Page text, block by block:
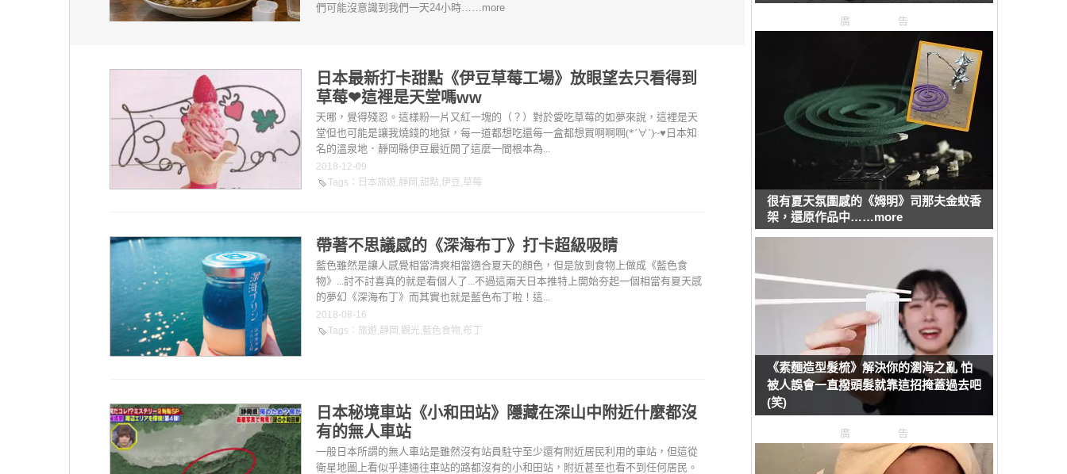
們可能沒意識到我們一天24小時……more
日本最新打卡甜點《伊豆草莓工場》放眼望去只看得到
草莓❤這裡是天堂嗎ww
天哪，覺得殘忍。這樣粉一片又紅一塊的（？）對於愛吃草莓的如夢來說，這裡是天
堂但也可能是讓我燒錢的地獄，每一道都想吃還每一盒都想買啊啊啊(*´∀`)~♥日本知
名的溫泉地．靜岡縣伊豆最近開了這麼一間根本為...
2018-12-09
Tags ： 日本旅遊,靜岡 ,甜點,伊豆 ,草莓
帶著不思議感的《深海布丁》打卡超級吸睛
藍色雖然是讓人感覺相當清爽相當適合夏天的顏色，但是放到食物上做成《藍色食
物》...討不討喜真的就是看個人了...不過這兩天日本推特上開始夯起一個相當有夏天感
的夢幻《深海布丁》而其實也就是藍色布丁啦！這...
2018-08-16
Tags ： 旅遊,靜岡 ,觀光,藍色食物 ,布丁
日本秘境車站《小和田站》隱藏在深山中附近什麼都沒
有的無人車站
一般日本所謂的無人車站是雖然沒有站員駐守至少還有附近居民利用的車站，但這從
衛星地圖上看似乎連通往車站的路都沒有的小和田站，附近甚至也看不到任何居民。
廣告
很有夏天氛圍感的《姆明》司那夫金蚊香
架，還原作品中……more
《素麵造型髮梳》解決你的瀏海之亂 怕
被人誤會一直撥頭髮就靠這招掩蓋過去吧
(笑)
廣告